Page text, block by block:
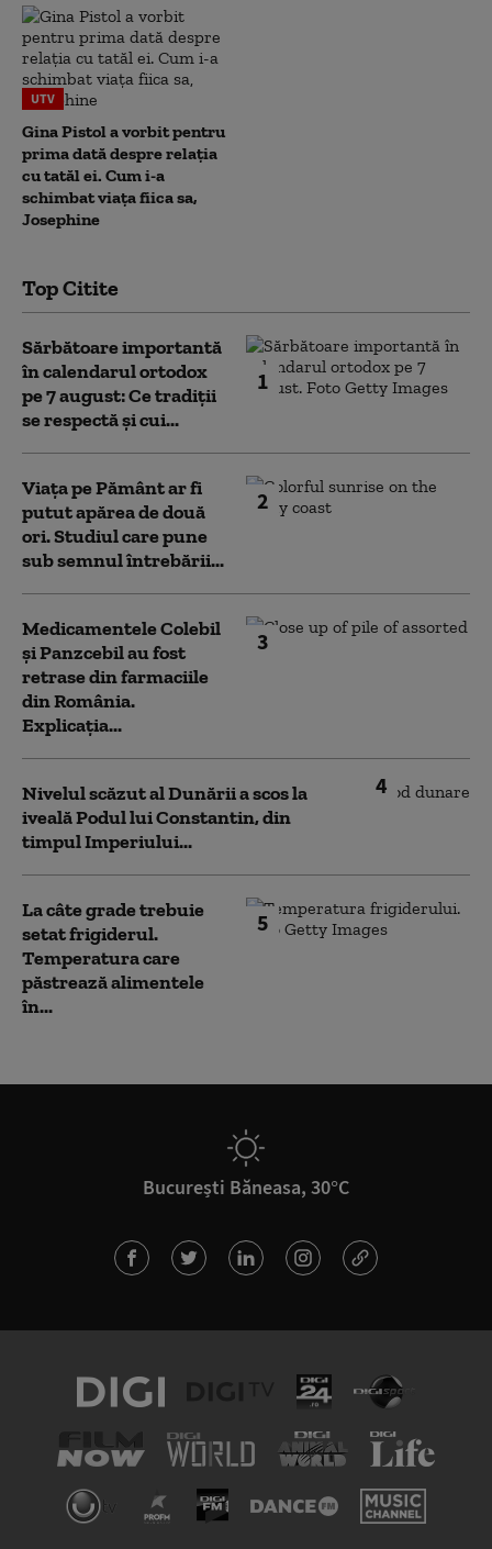
UTV
Gina Pistol a vorbit pentru
prima dată despre relația
cu tatăl ei. Cum i-a
schimbat viața fiica sa,
Josephine
Top Citite
1
Sărbătoare importantă
în calendarul ortodox
pe 7 august: Ce tradiții
se respectă și cui...
2
Viața pe Pământ ar fi
putut apărea de două
ori. Studiul care pune
sub semnul întrebării...
3
Medicamentele Colebil
și Panzcebil au fost
retrase din farmaciile
din România.
Explicația...
4
Nivelul scăzut al Dunării a scos la
iveală Podul lui Constantin, din
timpul Imperiului...
5
La câte grade trebuie
setat frigiderul.
Temperatura care
păstrează alimentele
în...
București Băneasa, 30°C